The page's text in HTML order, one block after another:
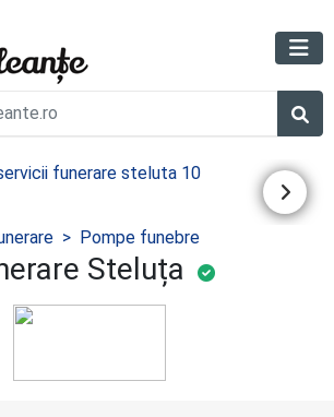
Pompe funebre
Steluța